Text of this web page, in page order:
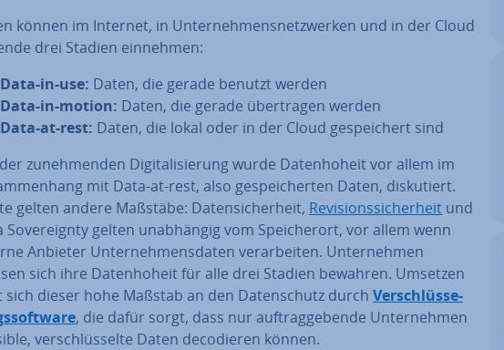
können im Internet, in Un­ter­neh­mens­netz­wer­ken und in der Cloud
drei Stadien einnehmen:
Data-in-use: Daten, die gerade benutzt werden
Data-in-motion: Daten, die gerade über­tra­gen werden
Data-at-rest: Daten, die lokal oder in der Cloud ge­spei­chert sind
zu­neh­men­den Di­gi­ta­li­sie­rung wurde Da­ten­ho­heit vor allem im
mit Data-at-rest, also ge­spei­cher­ten Daten, dis­ku­tiert.
gelten andere Maßstäbe: Da­ten­si­cher­heit, Re­vi­si­ons­si­cher­heit und
So­ve­reig­n­ty gelten un­ab­hän­gig vom Spei­cher­ort, vor allem wenn
Anbieter Un­ter­neh­mens­da­ten ver­ar­bei­ten. Un­ter­neh­men
sich ihre Da­ten­ho­heit für alle drei Stadien bewahren. Umsetzen
sich dieser hohe Maßstab an den Da­ten­schutz durch Ver­schlüs­se­
, die dafür sorgt, dass nur auf­trag­ge­ben­de Un­ter­neh­men
ver­schlüs­sel­te Daten de­co­die­ren können.